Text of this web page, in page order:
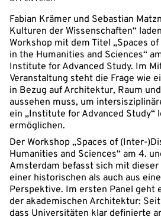
Fabian Krämer und Sebastian
Kulturen der Wissenschaften“
Workshop mit dem Titel „Spaces
in the Humanities and Sciences“
Institute for Advanced Study. Im
Veranstaltung steht die Frage wie
in Bezug auf Architektur, Raum
aussehen muss, um
ein „Institute for Advanced Study“
ermöglichen.
Der Workshop „Spaces of (Inter-
Humanities and Sciences“ am 4.
Amsterdam befasst sich mit dieser
einer historischen als auch aus
Perspektive. Im ersten Panel geht
der akademischen Architektur:
dass Universitäten klar definierte